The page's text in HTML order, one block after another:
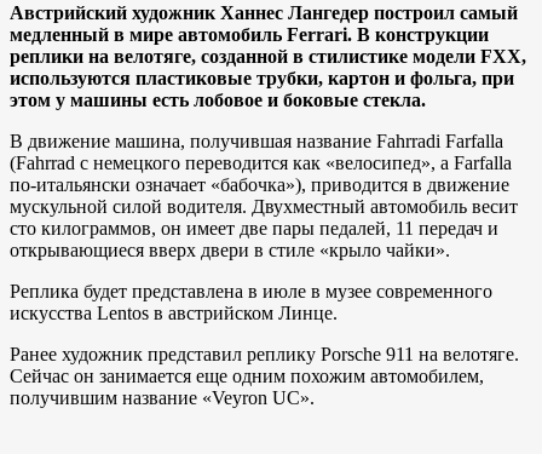
Австрийский художник Ханнес Лангедер построил самый
медленный в мире автомобиль Ferrari. В конструкции
реплики на велотяге, созданной в стилистике модели FXX,
используются пластиковые трубки, картон и фольга, при
этом у машины есть лобовое и боковые стекла.
В движение машина, получившая название Fahrradi Farfalla
(Fahrrad с немецкого переводится как «велосипед», а Farfalla
по-итальянски означает «бабочка»), приводится в движение
мускульной силой водителя. Двухместный автомобиль весит
сто килограммов, он имеет две пары педалей, 11 передач и
открывающиеся вверх двери в стиле «крыло чайки».
Реплика будет представлена в июле в музее современного
искусства Lentos в австрийском Линце.
Ранее художник представил реплику Porsche 911 на велотяге.
Сейчас он занимается еще одним похожим автомобилем,
получившим название «Veyron UC».